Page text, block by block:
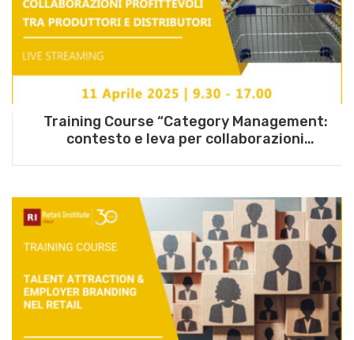
Training Course “Category Management:
contesto e leva per collaborazioni